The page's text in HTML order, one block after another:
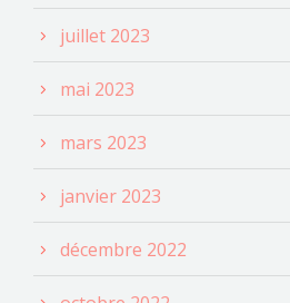
juillet 2023
mai 2023
mars 2023
janvier 2023
décembre 2022